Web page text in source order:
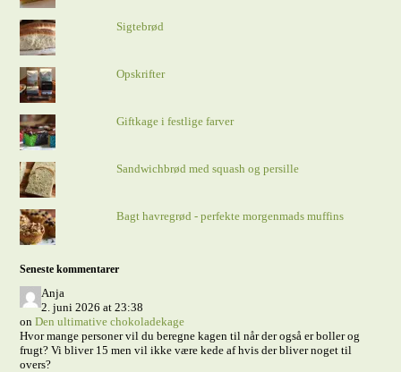
Sigtebrød
Opskrifter
Giftkage i festlige farver
Sandwichbrød med squash og persille
Bagt havregrød - perfekte morgenmads muffins
Seneste kommentarer
Anja
2. juni 2026 at 23:38
onDen ultimative chokoladekage
Hvor mange personer vil du beregne kagen til når der også er boller og
frugt? Vi bliver 15 men vil ikke være kede af hvis der bliver noget til
overs?